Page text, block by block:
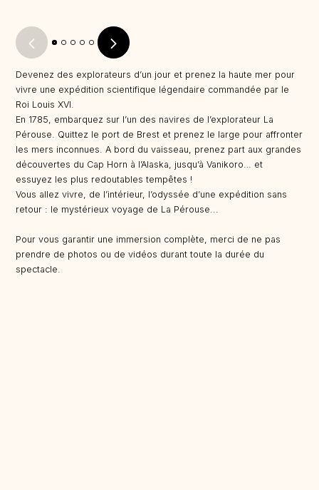
Devenez des explorateurs d’un jour et prenez la haute mer pour
vivre une expédition scientifique légendaire commandée par le
Roi Louis XVI.
En 1785, embarquez sur l’un des navires de l’explorateur La
Pérouse. Quittez le port de Brest et prenez le large pour affronter
les mers inconnues. A bord du vaisseau, prenez part aux grandes
découvertes du Cap Horn à l’Alaska, jusqu’à Vanikoro… et
essuyez les plus redoutables tempêtes !
Vous allez vivre, de l’intérieur, l’odyssée d’une expédition sans
retour : le mystérieux voyage de La Pérouse...
Pour vous garantir une immersion complète, merci de ne pas
prendre de photos ou de vidéos durant toute la durée du
spectacle.